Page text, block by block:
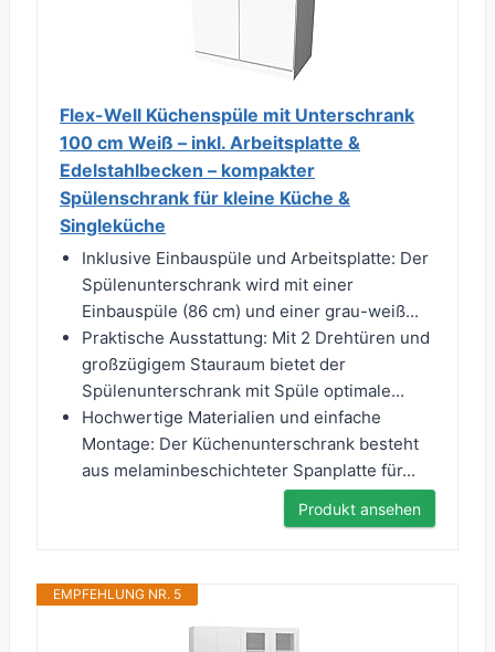
Flex-Well Küchenspüle mit Unterschrank
100 cm Weiß – inkl. Arbeitsplatte &
Edelstahlbecken – kompakter
Spülenschrank für kleine Küche &
Singleküche
Inklusive Einbauspüle und Arbeitsplatte: Der
Spülenunterschrank wird mit einer
Einbauspüle (86 cm) und einer grau-weiß...
Praktische Ausstattung: Mit 2 Drehtüren und
großzügigem Stauraum bietet der
Spülenunterschrank mit Spüle optimale...
Hochwertige Materialien und einfache
Montage: Der Küchenunterschrank besteht
aus melaminbeschichteter Spanplatte für...
Produkt ansehen
EMPFEHLUNG NR. 5